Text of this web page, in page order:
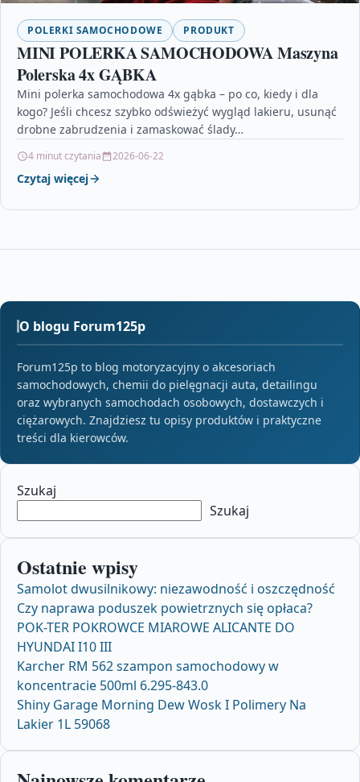
POLERKI SAMOCHODOWE PRODUKT
MINI POLERKA SAMOCHODOWA Maszyna
Polerska 4x GĄBKA
Mini polerka samochodowa 4x gąbka – po co, kiedy i dla
kogo? Jeśli chcesz szybko odświeżyć wygląd lakieru, usunąć
drobne zabrudzenia i zamaskować ślady…
4 minut czytania 2026-06-22
Czytaj więcej
O blogu Forum125p
Forum125p to blog motoryzacyjny o akcesoriach
samochodowych, chemii do pielęgnacji auta, detailingu
oraz wybranych samochodach osobowych, dostawczych i
ciężarowych. Znajdziesz tu opisy produktów i praktyczne
treści dla kierowców.
Szukaj
Szukaj
Ostatnie wpisy
Samolot dwusilnikowy: niezawodność i oszczędność
Czy naprawa poduszek powietrznych się opłaca?
POK-TER POKROWCE MIAROWE ALICANTE DO
HYUNDAI I10 III
Karcher RM 562 szampon samochodowy w
koncentracie 500ml 6.295-843.0
Shiny Garage Morning Dew Wosk I Polimery Na
Lakier 1L 59068